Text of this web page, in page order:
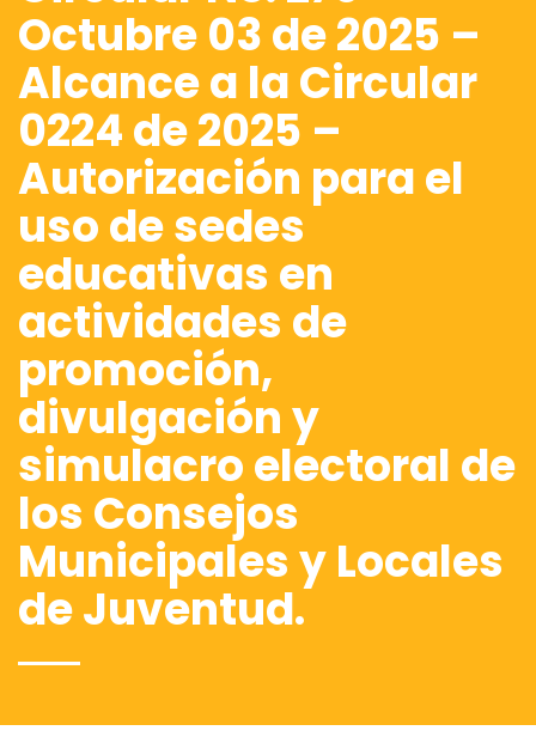
Octubre 03 de 2025 –
Alcance a la Circular
0224 de 2025 –
Autorización para el
uso de sedes
educativas en
actividades de
promoción,
divulgación y
simulacro electoral de
los Consejos
Municipales y Locales
de Juventud.